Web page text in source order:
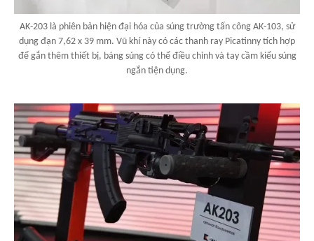
AK-203 là phiên bản hiện đại hóa của súng trường tấn công AK-103, sử
dụng đạn 7,62 x 39 mm. Vũ khí này có các thanh ray Picatinny tích hợp
để gắn thêm thiết bị, báng súng có thể điều chỉnh và tay cầm kiểu súng
ngắn tiện dụng.